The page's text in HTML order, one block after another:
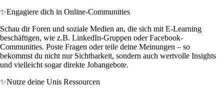
✨Engagiere dich in Online-Communities
Schau dir Foren und soziale Medien an, die sich mit E-Learning
beschäftigen, wie z.B. LinkedIn-Gruppen oder Facebook-
Communities. Poste Fragen oder teile deine Meinungen – so
bekommst du nicht nur Sichtbarkeit, sondern auch wertvolle Insights
und vielleicht sogar direkte Jobangebote.
✨Nutze deine Unis Ressourcen